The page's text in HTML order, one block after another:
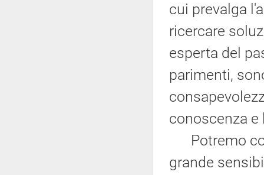
cui prevalga
ricercare
esperta del
parimenti,
conoscenza
Potremo
grande